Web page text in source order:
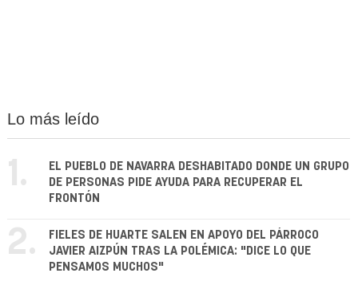
Lo más leído
1.
EL PUEBLO DE NAVARRA DESHABITADO DONDE UN GRUPO
DE PERSONAS PIDE AYUDA PARA RECUPERAR EL
FRONTÓN
2.
FIELES DE HUARTE SALEN EN APOYO DEL PÁRROCO
JAVIER AIZPÚN TRAS LA POLÉMICA: "DICE LO QUE
PENSAMOS MUCHOS"